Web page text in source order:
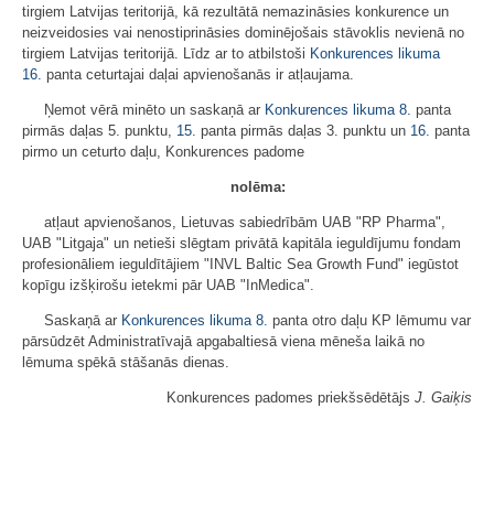
tirgiem Latvijas teritorijā, kā rezultātā nemazināsies konkurence un
neizveidosies vai nenostiprināsies dominējošais stāvoklis nevienā no
tirgiem Latvijas teritorijā. Līdz ar to atbilstoši Konkurences likuma
16. panta ceturtajai daļai apvienošanās ir atļaujama.
Ņemot vērā minēto un saskaņā ar Konkurences likuma 8. panta
pirmās daļas 5. punktu, 15. panta pirmās daļas 3. punktu un 16. panta
pirmo un ceturto daļu, Konkurences padome
nolēma:
atļaut apvienošanos, Lietuvas sabiedrībām UAB "RP Pharma",
UAB "Litgaja" un netieši slēgtam privātā kapitāla ieguldījumu fondam
profesionāliem ieguldītājiem "INVL Baltic Sea Growth Fund" iegūstot
kopīgu izšķirošu ietekmi pār UAB "InMedica".
Saskaņā ar Konkurences likuma 8. panta otro daļu KP lēmumu var
pārsūdzēt Administratīvajā apgabaltiesā viena mēneša laikā no
lēmuma spēkā stāšanās dienas.
Konkurences padomes priekšsēdētājs J. Gaiķis